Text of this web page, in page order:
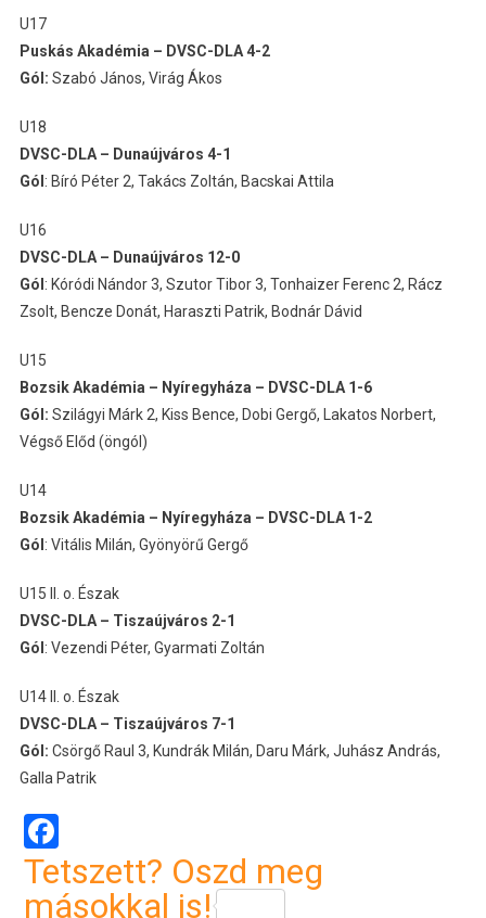
U17
Puskás Akadémia – DVSC-DLA 4-2
Gól: Szabó János, Virág Ákos
U18
DVSC-DLA – Dunaújváros 4-1
Gól : Bíró Péter 2, Takács Zoltán, Bacskai Attila
U16
DVSC-DLA – Dunaújváros 12-0
Gól : Kóródi Nándor 3, Szutor Tibor 3, Tonhaizer Ferenc 2, Rácz
Zsolt, Bencze Donát, Haraszti Patrik, Bodnár Dávid
U15
Bozsik Akadémia – Nyíregyháza – DVSC-DLA 1-6
Gól: Szilágyi Márk 2, Kiss Bence, Dobi Gergő, Lakatos Norbert,
Végső Előd (öngól)
U14
Bozsik Akadémia – Nyíregyháza – DVSC-DLA 1-2
Gól : Vitális Milán, Gyönyörű Gergő
U15 II. o. Észak
DVSC-DLA – Tiszaújváros 2-1
Gól : Vezendi Péter, Gyarmati Zoltán
U14 II. o. Észak
DVSC-DLA – Tiszaújváros 7-1
Gól: Csörgő Raul 3, Kundrák Milán, Daru Márk, Juhász András,
Galla Patrik
Tetszett? Oszd meg
másokkal is!